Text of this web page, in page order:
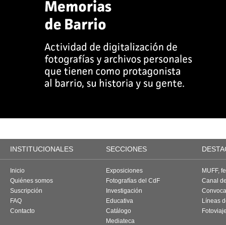
INSTITUCIONALES SECCIONES
Inicio
Quiénes somos
Suscripción
FAQ
Contacto
Exposiciones
Fotografías del CdF
Investigación
Educativa
Catálogo
Mediateca
MUFF,
Canal
Líneas